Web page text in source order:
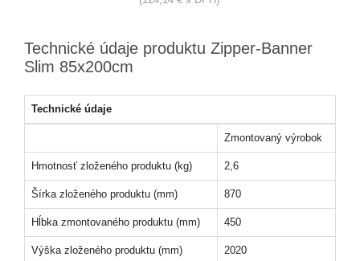
Technické údaje produktu Zipper-Banner
Slim 85x200cm
Technické údaje
Zmontovaný výrobok
Hmotnosť zloženého produktu (kg) 2,6
Šírka zloženého produktu (mm) 870
Hĺbka zmontovaného produktu (mm) 450
Výška zloženého produktu (mm) 2020